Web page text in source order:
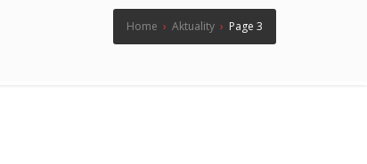
Home › Aktuality › Page 3